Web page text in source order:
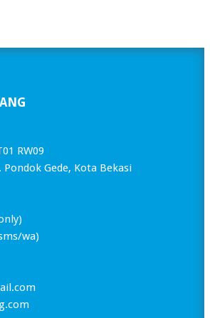
RW09
Pondok Gede, Kota Bekasi
wa)